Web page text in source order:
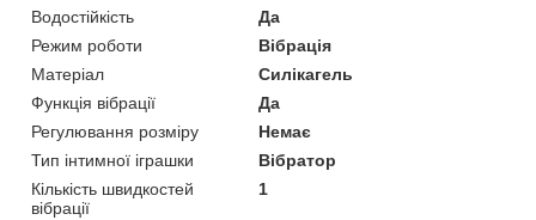
Водостійкість
Да
Режим роботи
Вібрація
Матеріал
Силікагель
Функція вібрації
Да
Регулювання розміру
Немає
Тип інтимної іграшки
Вібратор
Кількість швидкостей
вібрації
1